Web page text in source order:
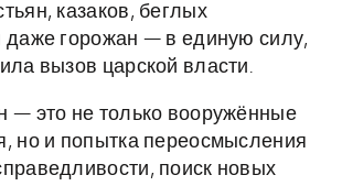
казаков, беглых
даже горожан — в единую силу,
вызов царской власти.
— это не только вооружённые
но и попытка переосмысления
поиск новых